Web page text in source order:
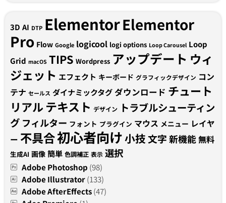
3D AI DTP ElementorElementor
Pro Flow Google logicool logi options Loop Carousel Loop
Grid macOS TIPS Wordpress アップデート ウィ
ジェット エフェクト キーボード グラフィックデザイン コン
テナ セールス ダイナミックタグダウンロード チュート
リアルテキスト デザイン トラブルシューティン
グ フィルター フォント プラグイン マウス メニュー レイヤ
ー 不具合初心者向け小技文字新機能無料
生成AI 画像 簡単 色調補正 表示 選択
Adobe Photoshop (98)
Adobe Illustrator(133)
Adobe AfterEffects(47)